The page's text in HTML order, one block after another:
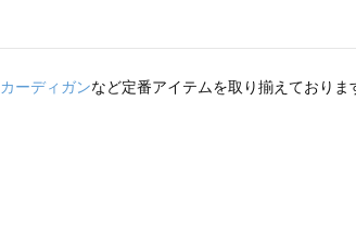
カーディガンなど定番アイテムを取り揃えておりま